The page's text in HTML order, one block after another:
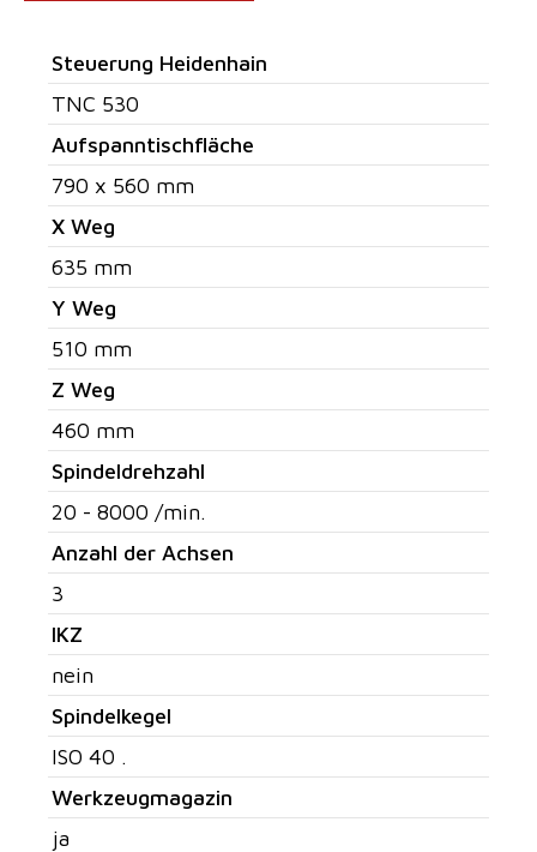
Steuerung Heidenhain
TNC 530
Aufspanntischfläche
790 x 560 mm
X Weg
635 mm
Y Weg
510 mm
Z Weg
460 mm
Spindeldrehzahl
20 - 8000 /min.
Anzahl der Achsen
3
IKZ
nein
Spindelkegel
ISO 40 .
Werkzeugmagazin
ja